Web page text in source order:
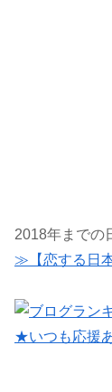
2018年までの
≫【恋する日本
★いつも応援